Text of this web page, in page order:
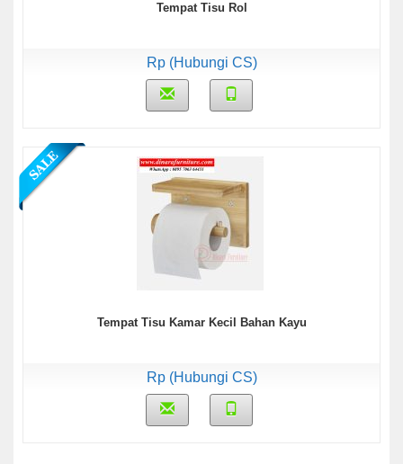
Tempat Tisu Rol
Rp (Hubungi CS)
Tempat Tisu Kamar Kecil Bahan Kayu
Rp (Hubungi CS)